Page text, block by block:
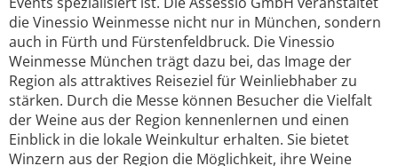
die Vinessio Weinmesse nicht nur in München, sondern
auch in Fürth und Fürstenfeldbruck. Die Vinessio
Weinmesse München trägt dazu bei, das Image der
Region als attraktives Reiseziel für Weinliebhaber zu
stärken. Durch die Messe können Besucher die Vielfalt
der Weine aus der Region kennenlernen und einen
Einblick in die lokale Weinkultur erhalten. Sie bietet
Winzern aus der Region die Möglichkeit, ihre Weine